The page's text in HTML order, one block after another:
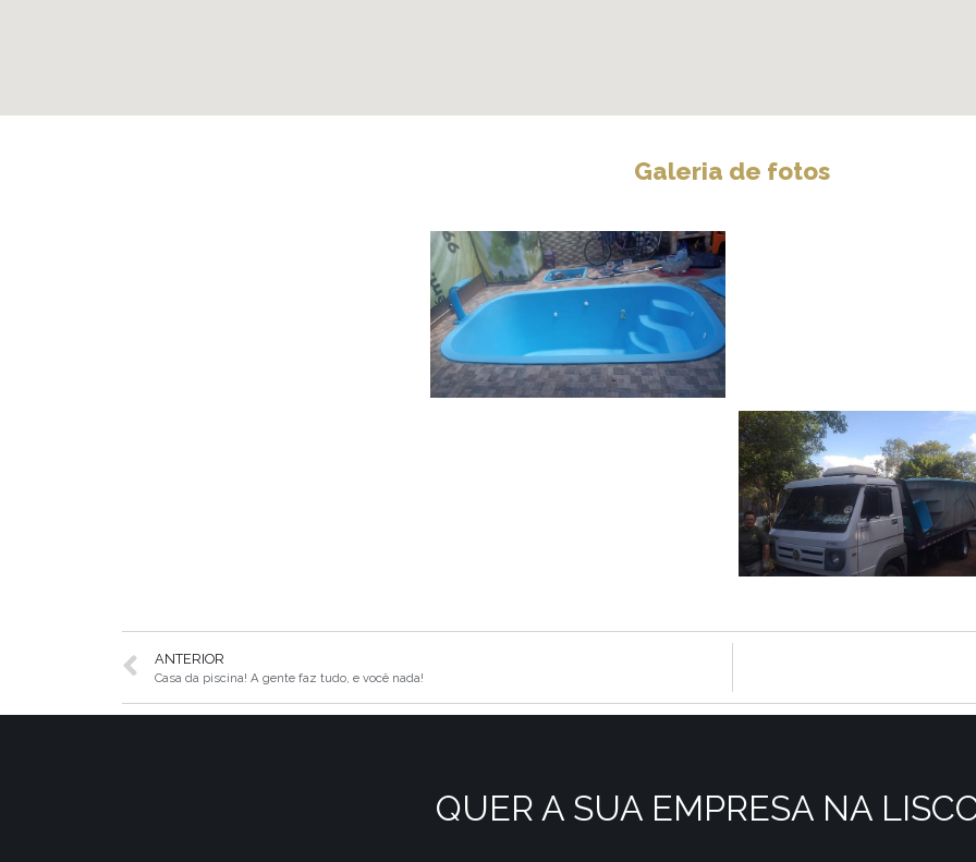
Galeria de fotos
ANTERIOR
Casa da piscina! A gente faz tudo, e você nada!
QUER A SUA EMPRESA NA